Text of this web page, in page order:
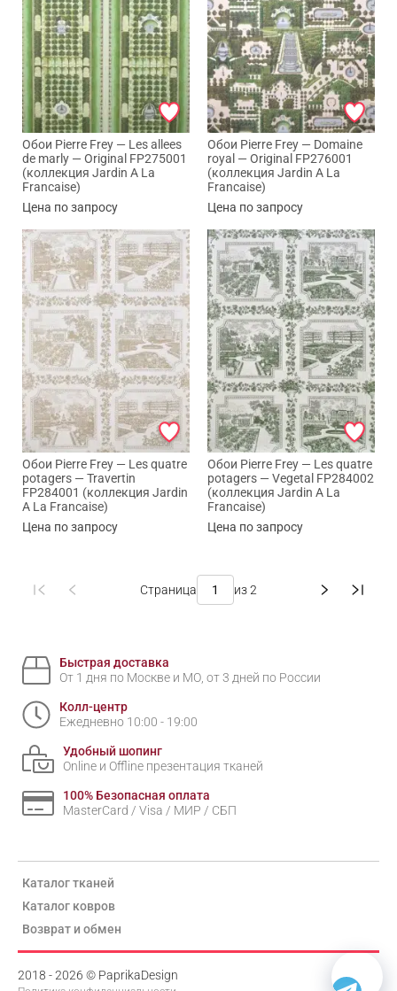
Обои Pierre Frey — Les allees
de marly — Original FP275001
(коллекция Jardin A La
Francaise)
Цена по запросу
Обои Pierre Frey — Domaine
royal — Original FP276001
(коллекция Jardin A La
Francaise)
Цена по запросу
Обои Pierre Frey — Les quatre
potagers — Travertin
FP284001 (коллекция Jardin
A La Francaise)
Цена по запросу
Обои Pierre Frey — Les quatre
potagers — Vegetal FP284002
(коллекция Jardin A La
Francaise)
Цена по запросу
Страница из 2
Быстрая доставка
От 1 дня по Москве и МО, от 3 дней по России
Колл-центр
Ежедневно 10:00 - 19:00
Удобный шопинг
Online и Offline презентация тканей
100% Безопасная оплата
MasterCard / Visa / МИР / СБП
Каталог тканей
Каталог ковров
Возврат и обмен
2018 - 2026 © PaprikaDesign